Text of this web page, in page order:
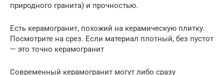
природного гранита) и прочностью.
Есть керамогранит, похожий на керамическую плитку.
Посмотрите на срез. Если материал плотный, без пустот
— это точно керамогранит
Современный керамогранит могут либо сразу